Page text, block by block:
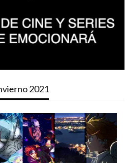
2021